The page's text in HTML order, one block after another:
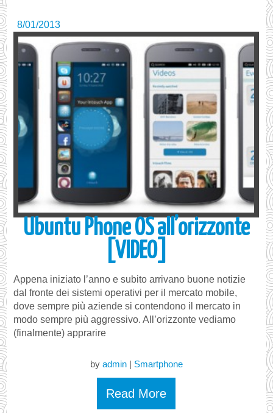
8/01/2013
Ubuntu Phone OS all’orizzonte
[VIDEO]
Appena iniziato l’anno e subito arrivano buone notizie
dal fronte dei sistemi operativi per il mercato mobile,
dove sempre più aziende si contendono il mercato in
modo sempre più aggressivo. All’orizzonte vediamo
(finalmente) apprarire
by admin| Smartphone
Read More